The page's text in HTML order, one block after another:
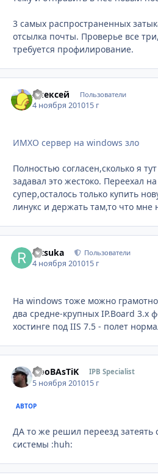
3 самых распространенных
отсылка почты. Проверье все
требуется профилирование.
Алексей Пользователи
4 ноября 201015 г
ИМХО сервер на windows зло
Полностью согласен,сколько я
задавал это жестоко. Переехал
супер,осталось только купить
линукс и держать там,то что мне
Ritsuka Пользователи
4 ноября 201015 г
На windows тоже можно
два средне-крупных IP.Board 3.x
хостинге под IIS 7.5 - полет
NooBAsTiK IPB Specialist
5 ноября 201015 г
АВТОР
ДА то же решил переезд затеять
системы :huh: